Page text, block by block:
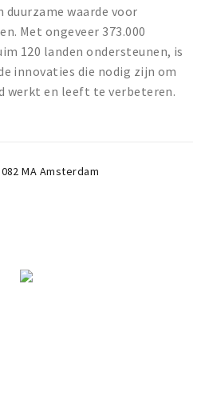
waarde voor
Met ongeveer 373.000
120 landen ondersteunen, is
innovaties die nodig zijn om
werkt en leeft te verbeteren.
MA Amsterdam